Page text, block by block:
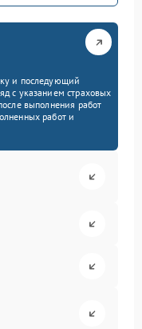
и последующий
с указанием страховых
выполнения работ
работ и